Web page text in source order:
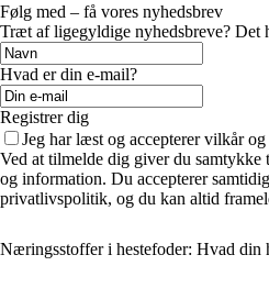
Følg med – få vores nyhedsbrev
Træt af ligegyldige nyhedsbreve? Det
Hvad er din e-mail?
Registrer dig
Jeg har læst og accepterer vilkår og
Ved at tilmelde dig giver du samtykke
og information. Du accepterer
privatlivspolitik, og du kan altid
Næringsstoffer i hestefoder: Hvad din